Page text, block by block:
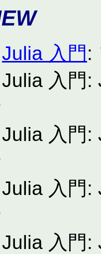
Julia 入門 :
入門:
入門:
入門:
入門: